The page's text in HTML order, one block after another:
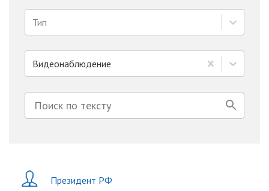
Тип
Видеонаблюдение
Президент РФ